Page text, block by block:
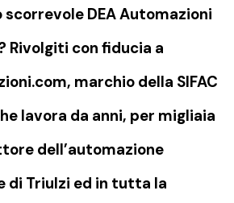
DEA Automazioni
Rivolgiti con fiducia a
marchio della SIFAC
lavora da anni, per migliaia
dell’automazione
di Triulzi ed in tutta la